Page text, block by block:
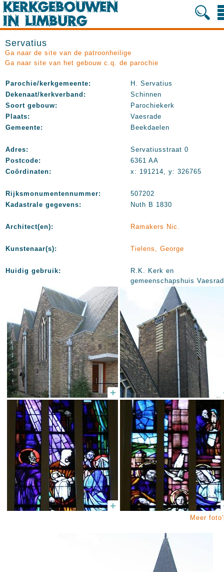
Servatius
Ga naar de site van de patroonheilige
Ga naar site van het gebouw c.q. de parochie
Parochie/kerkgemeente:
H. Servatius
Dekenaat/kerkverband:
Schinnen
Soort gebouw:
Parochiekerk
Plaats:
Vaesrade
Gemeente:
Beekdaelen
Adres:
Servatiusstraat 0
Postcode:
6361 AA
Coördinaten:
x: 191214, y: 326765
Rijksmonumentennummer:
507202
Kadastrale gegevens:
Nuth B 1830
Architect(en): Ramakers Nic.
Kunstenaar(s): Tielens, George
Huidig gebruik:
R.K. Kerk en
gemeenschapshuis
Meer